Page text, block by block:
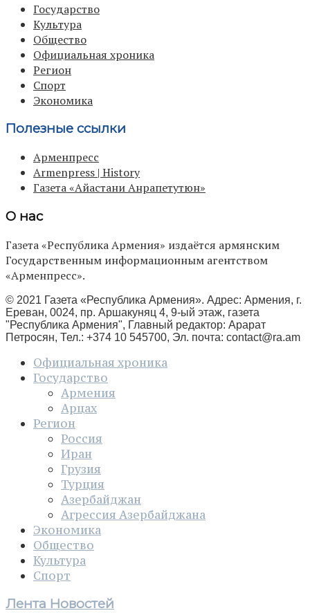
Государство
Культура
Общество
Официальная хроника
Регион
Спорт
Экономика
Полезные ссылки
Арменпресс
Armenpress | History
Газета «Айастани Анрапетутюн»
О нас
Газета «Республика Армения» издаётся армянским
Государственным информационным агентством
«Арменпресс».
© 2021 Газета «Республика Армения». Адрес: Армения, г.
Ереван, 0024, пр. Аршакуняц 4, 9-ый этаж, газета
"Республика Армения", Главный редактор: Арарат
Петросян, Тел.: +374 10 545700, Эл. почта: contact@ra.am
Официальная хроника
Государство
Армения
Арцах
Регион
Россия
Иран
Грузия
Турция
Азербайджан
Агрессия Азербайджана
Экономика
Общество
Культура
Спорт
Лента Новостей